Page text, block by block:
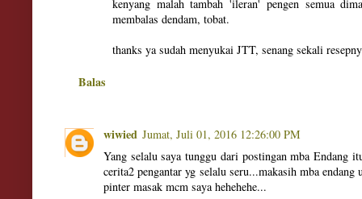
kenyang malah tambah 'ileran' pengen semua
membalas dendam, tobat.
thanks ya sudah menyukai JTT, senang sekali
Balas
wiwied Jumat, Juli 01, 2016 12:26:00 PM
Yang selalu saya tunggu dari postingan mba Endang
cerita2 pengantar yg selalu seru...makasih mba endang
pinter masak mcm saya hehehehe...